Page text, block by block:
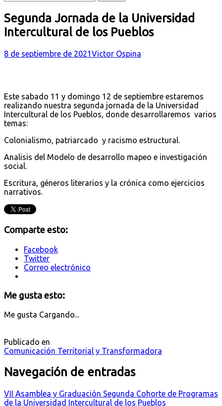
Segunda Jornada de la Universidad
Intercultural de los Pueblos
8 de septiembre de 2021Victor Ospina
Este sabado 11 y domingo 12 de septiembre estaremos
realizando nuestra segunda jornada de la Universidad
Intercultural de los Pueblos, donde desarrollaremos varios
temas:
Colonialismo, patriarcado y racismo estructural.
Analisis del Modelo de desarrollo mapeo e investigación
social.
Escritura, géneros literarios y la crónica como ejercicios
narrativos.
Comparte esto:
Facebook
Twitter
Correo electrónico
Me gusta esto:
Me gusta Cargando...
Publicado en
Comunicación Territorial y Transformadora
Navegación de entradas
VII Asamblea y Graduación Segunda Cohorte de Programas
de la Universidad Intercultural de los Pueblos